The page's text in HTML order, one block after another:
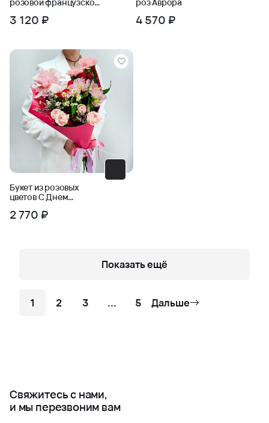
3 120 ₽ 4 570 ₽
Букет из розовых
цветов С Днем
2 770 ₽
Показать ещё
1 2 3 ... 5 Дальше
Свяжитесь с нами,
и мы перезвоним вам